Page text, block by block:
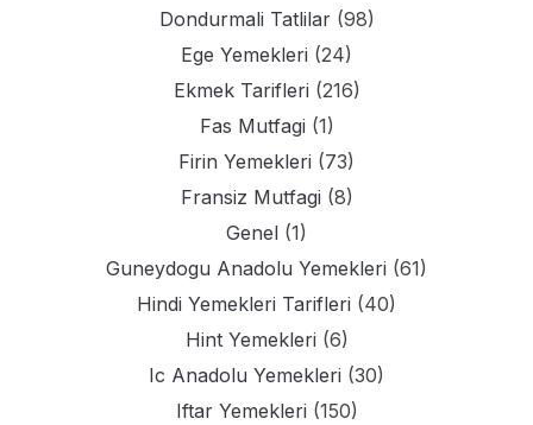
Dondurmali Tatlilar(98)
Ege Yemekleri (24)
Ekmek Tarifleri (216)
Fas Mutfagi (1)
Firin Yemekleri (73)
Fransiz Mutfagi (8)
Genel (1)
Guneydogu Anadolu Yemekleri (61)
Hindi Yemekleri Tarifleri (40)
Hint Yemekleri (6)
Ic Anadolu Yemekleri (30)
Iftar Yemekleri (150)